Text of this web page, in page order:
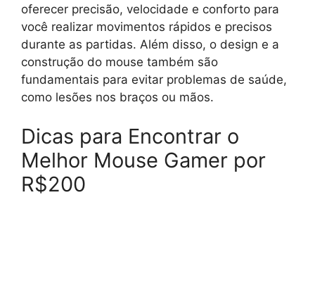
oferecer precisão, velocidade e conforto para
você realizar movimentos rápidos e precisos
durante as partidas. Além disso, o design e a
construção do mouse também são
fundamentais para evitar problemas de saúde,
como lesões nos braços ou mãos.
Dicas para Encontrar o
Melhor Mouse Gamer por
R$200